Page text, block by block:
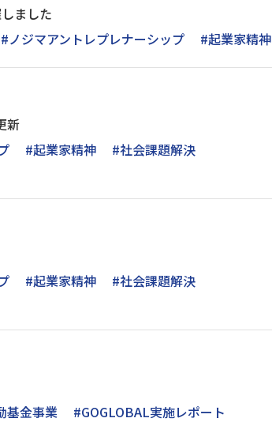
ました
#ノジマアントレプレナーシップ #起業家精神
新
#起業家精神
#社会課題解決
#起業家精神
#社会課題解決
基金事業
#GOGLOBAL実施レポート